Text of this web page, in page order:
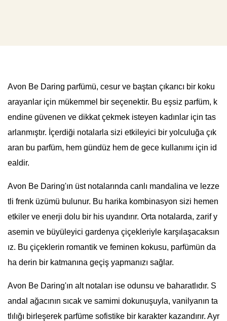
Avon Be Daring parfümü, cesur ve baştan çıkarıcı bir koku
arayanlar için mükemmel bir seçenektir. Bu eşsiz parfüm, k
endine güvenen ve dikkat çekmek isteyen kadınlar için tas
arlanmıştır. İçerdiği notalarla sizi etkileyici bir yolculuğa çık
aran bu parfüm, hem gündüz hem de gece kullanımı için id
ealdir.
Avon Be Daring'ın üst notalarında canlı mandalina ve lezze
tli frenk üzümü bulunur. Bu harika kombinasyon sizi hemen
etkiler ve enerji dolu bir his uyandırır. Orta notalarda, zarif y
asemin ve büyüleyici gardenya çiçekleriyle karşılaşacaksın
ız. Bu çiçeklerin romantik ve feminen kokusu, parfümün da
ha derin bir katmanına geçiş yapmanızı sağlar.
Avon Be Daring'ın alt notaları ise odunsu ve baharatlıdır. S
andal ağacının sıcak ve samimi dokunuşuyla, vanilyanın ta
tlılığı birleşerek parfüme sofistike bir karakter kazandırır. Ayr